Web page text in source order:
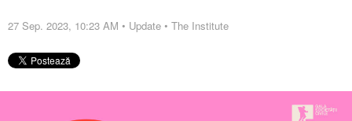
27 Sep. 2023, 10:23 AM • Update • The Institute